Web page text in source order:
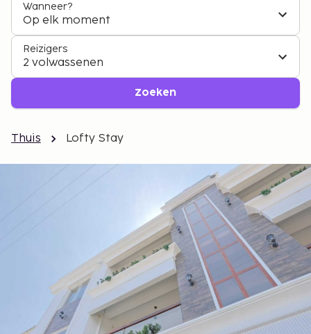
Wanneer?
Op elk moment
Reizigers
2 volwassenen
Zoeken
Thuis Lofty Stay